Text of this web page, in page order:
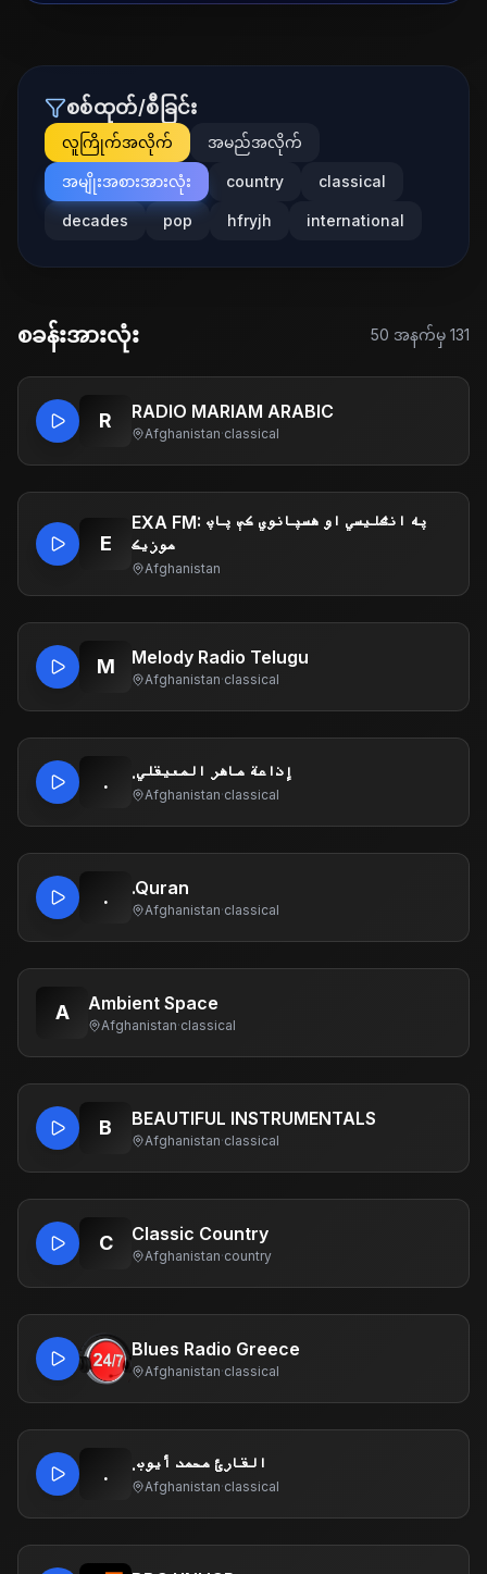
စစ်ထုတ်/စီခြင်း
လူကြိုက်အလိုက် အမည်အလိုက်
အမျိုးအစားအားလုံး country classical
decades pop hfryjh international
စခန်းအားလုံး 50 အနက်မှ 131
R RADIO MARIAM ARABIC
Afghanistan·classical
E
EXA FM: په انګلیسي او هسپانوي کې پاپ
موزیک
Afghanistan
M Melody Radio Telugu
Afghanistan·classical
. .إذاعة ماهر المعيقلي
Afghanistan·classical
. .Quran
Afghanistan·classical
A Ambient Space
Afghanistan·classical
B BEAUTIFUL INSTRUMENTALS
Afghanistan·classical
C Classic Country
Afghanistan·country
Blues Radio Greece
Afghanistan·classical
. .القارئ محمد أيوب
Afghanistan·classical